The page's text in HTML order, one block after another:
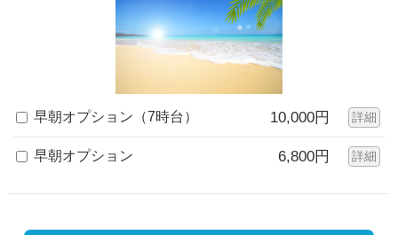
早朝オプション（7時台） 10,000円 詳細
早朝オプション 6,800円 詳細